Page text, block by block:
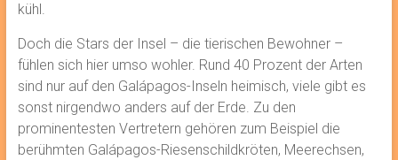
kühl.
Doch die Stars der Insel – die tierischen Bewohner –
fühlen sich hier umso wohler. Rund 40 Prozent der Arten
sind nur auf den Galápagos-Inseln heimisch, viele gibt es
sonst nirgendwo anders auf der Erde. Zu den
prominentesten Vertretern gehören zum Beispiel die
berühmten Galápagos-Riesenschildkröten, Meerechsen,